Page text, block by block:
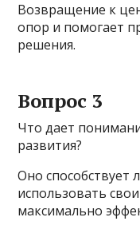
Возвращение к
опор и помогает
решения.
Вопрос 3
Что дает
развития?
Оно способствует
использовать
максимально